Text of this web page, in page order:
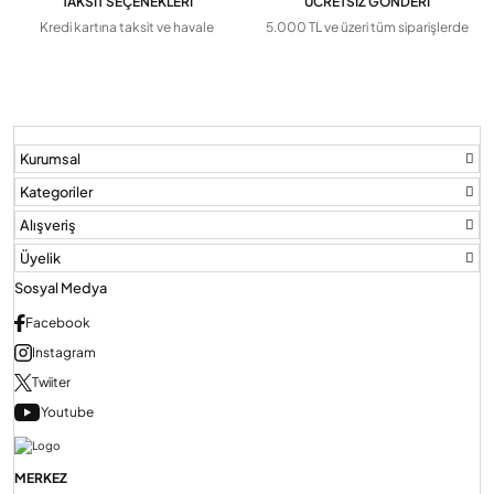
Kredi kartına taksit ve havale
5.000 TL ve üzeri tüm siparişlerde
Kurumsal
Kategoriler
Alışveriş
Üyelik
Sosyal Medya
Facebook
Instagram
Twiiter
Youtube
MERKEZ